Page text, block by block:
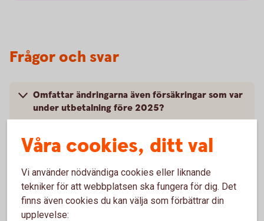
Frågor och svar
Omfattar ändringarna även försäkringar som var
under utbetalning före 2025?
Hur många gånger kan jag pausa min utbetalning
eller förlänga utbetalningstiden av min
ålderspension?
Kan jag registrera en paus bakåt i
tiden/retroaktivt?
Våra cookies, ditt val
Vi använder nödvändiga cookies eller liknande
tekniker för att webbplatsen ska fungera för dig. Det
finns även cookies du kan välja som förbättrar din
upplevelse: